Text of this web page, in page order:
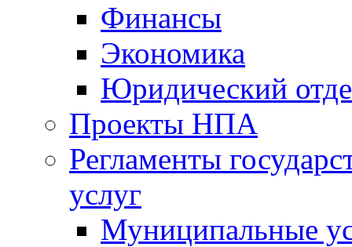
Финансы
Экономика
Юридический
Проекты НПА
Регламенты
услуг
Муниципальные